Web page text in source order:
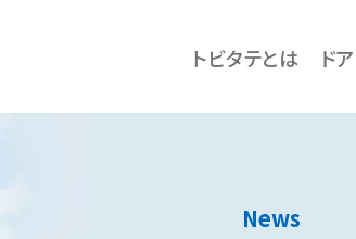
トビタテとは ド
News